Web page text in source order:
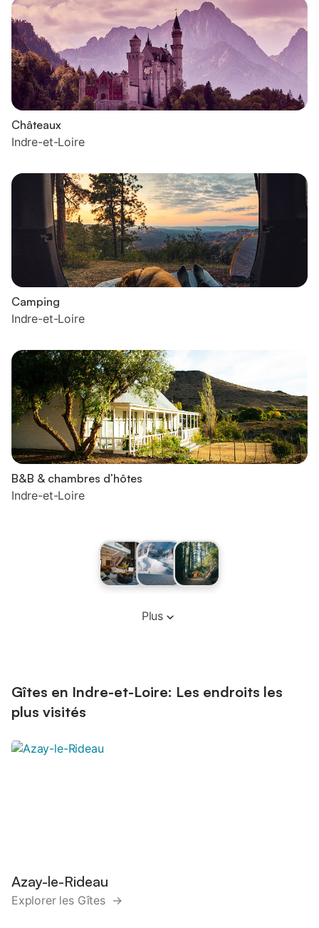
Châteaux
Indre-et-Loire
Camping
Indre-et-Loire
B&B & chambres d’hôtes
Indre-et-Loire
Plus
Gîtes en Indre-et-Loire: Les endroits les
plus visités
Azay-le-Rideau
Explorer les Gîtes →